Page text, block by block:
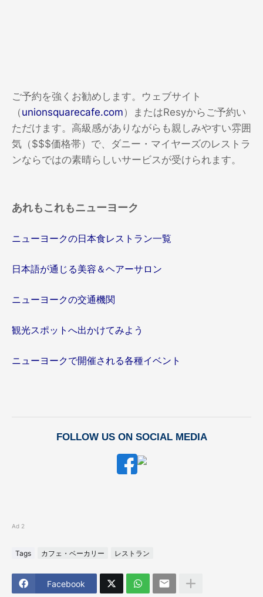
ご予約を強くお勧めします。ウェブサイト
（unionsquarecafe.com ）またはResyからご予約い
ただけます。高級感がありながらも親しみやすい雰囲
気（$$$価格帯）で、ダニー・マイヤーズのレストラ
ンならではの素晴らしいサービスが受けられます。
あれもこれもニューヨーク
ニューヨークの日本食レストラン一覧
日本語が通じる美容＆ヘアーサロン
ニューヨークの交通機関
観光スポットへ出かけてみよう
ニューヨークで開催される各種イベント
FOLLOW US ON SOCIAL MEDIA
Ad 2
Tags カフェ・ベーカリー レストラン
Facebook